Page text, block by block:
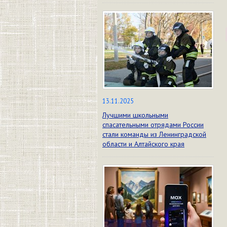
13.11.2025
Лучшими школьными
спасательными отрядами России
стали команды из Ленинградской
области и Алтайского края